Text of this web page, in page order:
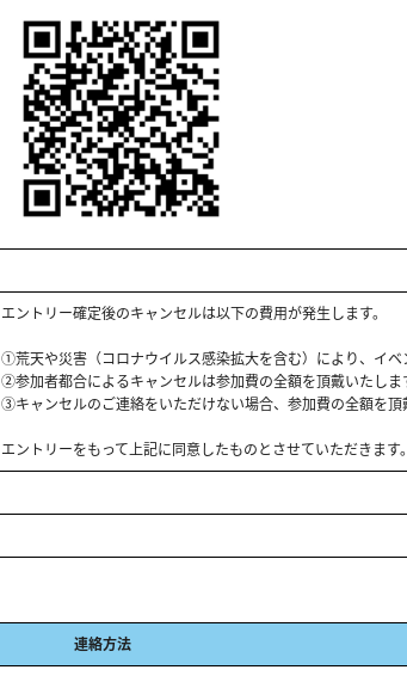
エントリー確定後のキャンセルは以下の費用が発生します。
①荒天や災害（コロナウイルス感染拡大を含む）により、イベ
②参加者都合によるキャンセルは参加費の全額を頂戴いたしま
③キャンセルのご連絡をいただけない場合、参加費の全額を頂
エントリーをもって上記に同意したものとさせていただきます。
連絡方法